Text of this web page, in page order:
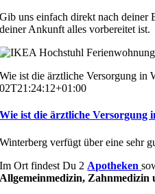
Gib uns einfach direkt nach deiner
deiner Ankunft alles vorbereitet ist.
Wie ist die ärztliche Versorgung in
02T21:24:12+01:00
Wie ist die ärztliche Versorgung
Winterberg verfügt über eine sehr
Im Ort findest Du 2 Apotheken
Allgemeinmedizin, Zahnmedizin